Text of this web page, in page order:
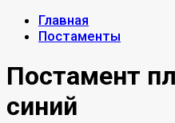
Главная
Постаменты
Постамент
синий